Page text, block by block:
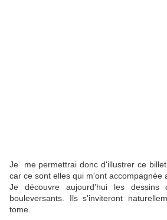
Je me permettrai donc d'illustrer ce
car ce sont elles qui m'ont accompagnée
Je découvre aujourd'hui les
bouleversants. Ils s'inviteront
tome.